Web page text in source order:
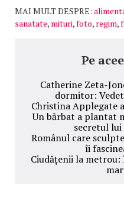
MAI MULT DESPRE:
sanatate, mituri,foto, regim,
Pe
Catherine Zeta-
dormitor:
Christina Applegate
Un bărbat a plantat
secretul
Românul care
îi
Ciudăţenii la